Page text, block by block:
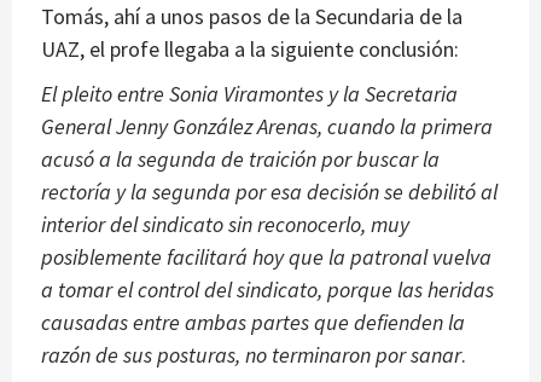
Tomás, ahí a unos pasos de la Secundaria de la
UAZ, el profe llegaba a la siguiente conclusión:
El pleito entre Sonia Viramontes y la Secretaria
General Jenny González Arenas, cuando la primera
acusó a la segunda de traición por buscar la
rectoría y la segunda por esa decisión se debilitó al
interior del sindicato sin reconocerlo, muy
posiblemente facilitará hoy que la patronal vuelva
a tomar el control del sindicato, porque las heridas
causadas entre ambas partes que defienden la
razón de sus posturas, no terminaron por sanar.